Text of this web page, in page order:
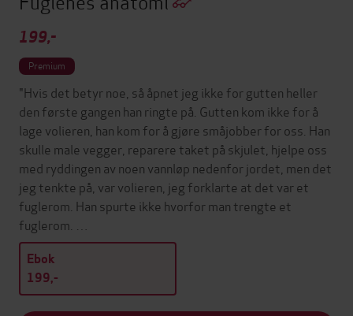
199,-
Premium
"Hvis det betyr noe, så åpnet jeg ikke for gutten heller
den første gangen han ringte på. Gutten kom ikke for å
lage volieren, han kom for å gjøre småjobber for oss. Han
skulle male vegger, reparere taket på skjulet, hjelpe oss
med ryddingen av noen vannløp nedenfor jordet, men det
jeg tenkte på, var volieren, jeg forklarte at det var et
fuglerom. Han spurte ikke hvorfor man trengte et
fuglerom. …
Ebok
199,-